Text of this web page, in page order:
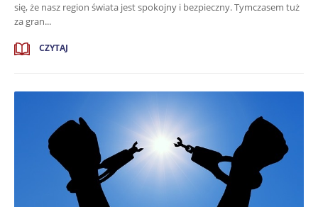
się, że nasz region świata jest spokojny i bezpieczny. Tymczasem tuż
za gran...
CZYTAJ